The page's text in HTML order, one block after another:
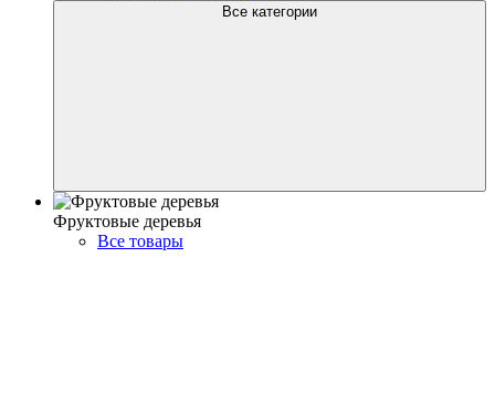
Все категории
Фруктовые деревья
Все товары